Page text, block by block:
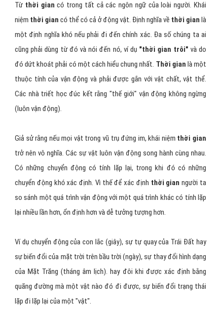
Từ thời gian có trong tất cả các ngôn ngữ của loài người. Khái
niệm thời gian có thể có cả ở động vật. Định nghĩa về thời gian là
một định nghĩa khó nếu phải đi đến chính xác. Đa số chúng ta ai
cũng phải dùng từ đó và nói đến nó, ví dụ "thời gian trôi" và do
đó dứt khoát phải có một cách hiểu chung nhất. Thời gian là một
thuộc tính của vận động và phải được gắn với vật chất, vật thể.
Các nhà triết học đúc kết rằng "thế giới" vận động không ngừng
(luôn vận động).
Giả sử rằng nếu mọi vật trong vũ trụ đứng im, khái niệm thời gian
trở nên vô nghĩa. Các sự vật luôn vận động song hành cùng nhau.
Có những chuyển động có tính lặp lại, trong khi đó có những
chuyển động khó xác định. Vì thế để xác định thời gianngười ta
so sánh một quá trình vận động với một quá trình khác có tính lặp
lại nhiều lần hơn, ổn định hơn và dễ tưởng tượng hơn.
Ví dụ chuyển động của con lắc (giây), sự tự quay của Trái Đất hay
sự biến đổi của mặt trời trên bầu trời (ngày), sự thay đổi hình dạng
của Mặt Trăng (tháng âm lịch). hay đôi khi được xác định bằng
quãng đường mà một vật nào đó đi được, sự biến đổi trạng thái
lặp đi lặp lại của một "vật".